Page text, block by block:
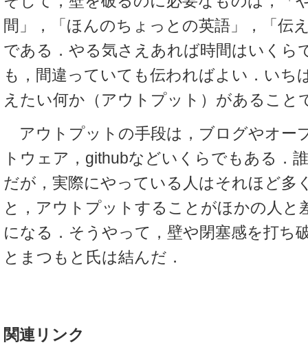
間」，「ほんのちょっとの英語」，「伝
である．やる気さえあれば時間はいくら
も，間違っていても伝わればよい．いち
えたい何か（アウトプット）があること
アウトプットの手段は，ブログやオー
トウェア，githubなどいくらでもある．
だが，実際にやっている人はそれほど多
と，アウトプットすることがほかの人と
になる．そうやって，壁や閉塞感を打ち
とまつもと氏は結んだ．
関連リンク